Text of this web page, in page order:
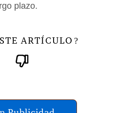
plazo.
ARTÍCULO ?